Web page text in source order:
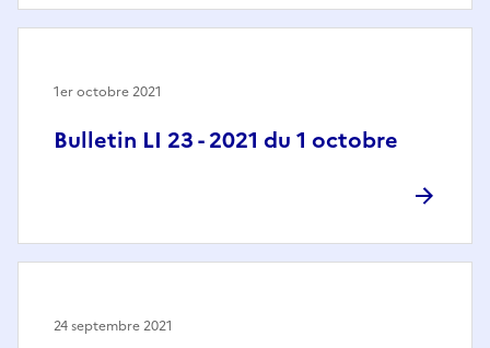
Bulletin LI 23 - 2021 du 1 octobre
1er octobre 2021
24 septembre 2021